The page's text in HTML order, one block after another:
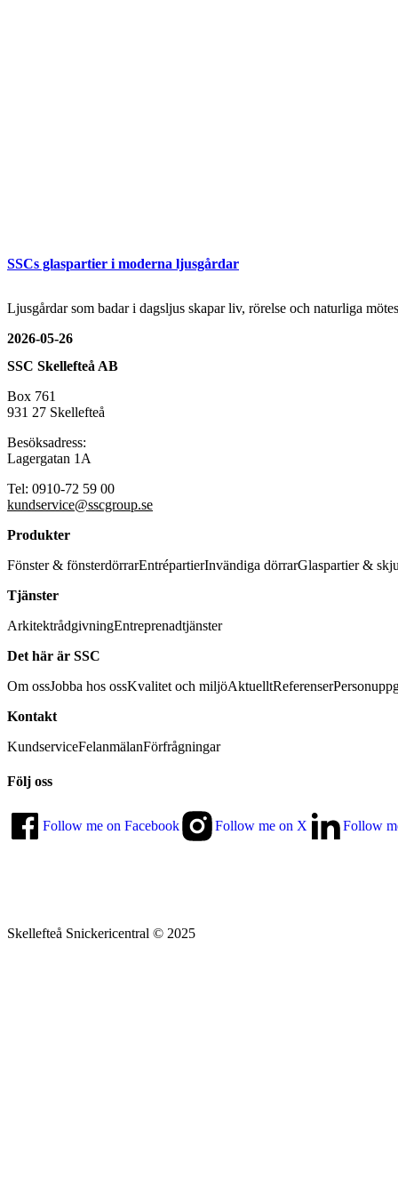
SSCs glaspartier i moderna ljusgårdar
Ljusgårdar som badar i dagsljus skapar liv, rörelse och naturliga
2026-05-26
SSC Skellefteå AB
Box 761
931 27 Skellefteå
Besöksadress:
Lagergatan 1A
Tel: 0910-72 59 00
kundservice@sscgroup.se
Produkter
Fönster & fönsterdörrarEntrépartierInvändiga dörrarGlaspartier &
Tjänster
ArkitektrådgivningEntreprenadtjänster
Det här är SSC
Om ossJobba hos ossKvalitet och miljöAktuelltReferenser
Kontakt
KundserviceFelanmälanFörfrågningar
Följ oss
Follow me on Facebook Follow me on X Follow
Skellefteå Snickericentral © 2025